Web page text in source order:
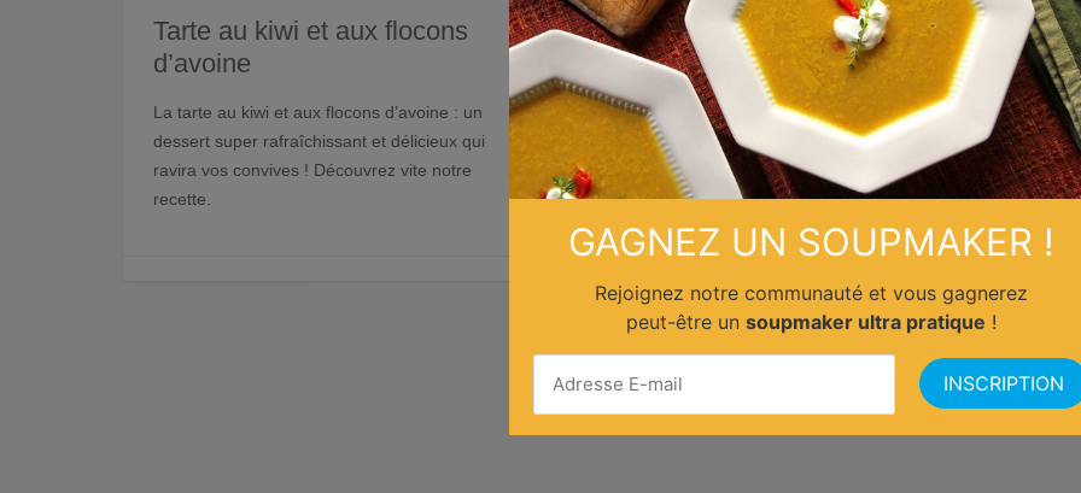
Tarte au kiwi et aux flocons
d’avoine
La tarte au kiwi et aux flocons d’avoine : un
dessert super rafraîchissant et délicieux qui
ravira vos convives ! Découvrez vite notre
recette.
GAGNEZ UN SOUPMAKER !
Rejoignez notre communauté et vous gagnerez
peut-être un soupmaker ultra pratique !